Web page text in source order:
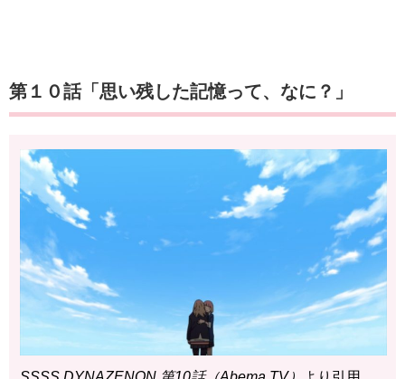
第１０話「思い残した記憶って、なに？」